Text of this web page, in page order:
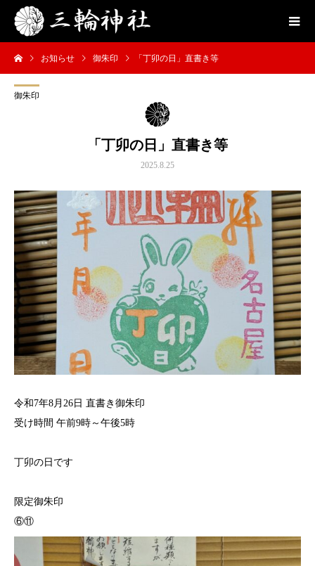
お知らせ 御朱印 「丁卯の日」直書き等
御朱印
「丁卯の日」直書き等
2025.8.25
令和7年8月26日 直書き御朱印
受け時間 午前9時～午後5時
丁卯の日です
限定御朱印
⑥⑪